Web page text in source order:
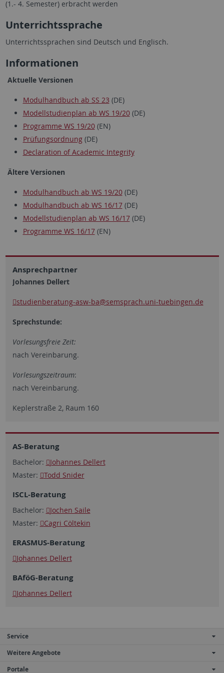
(1.- 4. Semester) erbracht werden
Unterrichtssprache
Unterrichtssprachen sind Deutsch und Englisch.
Informationen
Aktuelle Versionen
Modulhandbuch ab SS 23 (DE)
Modellstudienplan ab WS 19/20(DE)
Programme WS 19/20(EN)
Prüfungsordnung(DE)
Declaration of Academic Integrity
Ältere Versionen
Modulhandbuch ab WS 19/20(DE)
Modulhandbuch ab WS 16/17(DE)
Modellstudienplan ab WS 16/17(DE)
Programme WS 16/17(EN)
Ansprechpartner
Johannes Dellert
studienberatung-asw-ba@semsprach.uni-tuebingen.de
Sprechstunde:
Vorlesungsfreie Zeit:
nach Vereinbarung.
Vorlesungszeitraum:
nach Vereinbarung.
Keplerstraße 2, Raum 160
AS-Beratung
Bachelor:
Johannes Dellert
Master:
Todd Snider
ISCL-Beratung
Bachelor:
Jochen Saile
Master:
Cagri Cöltekin
ERASMUS-Beratung
Johannes Dellert
BAföG-Beratung
Johannes Dellert
Service
Weitere Angebote
Portale